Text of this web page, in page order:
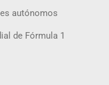
autónomos
de Fórmula 1